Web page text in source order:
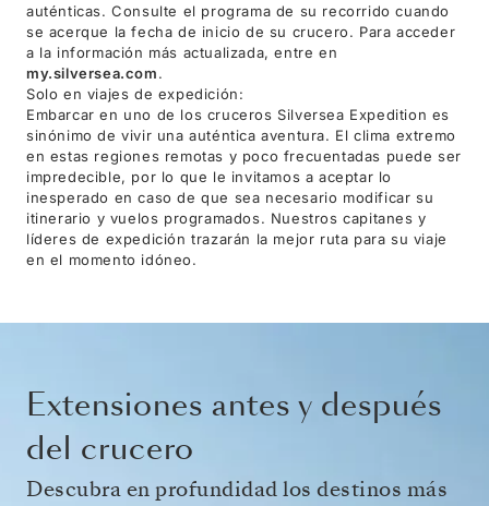
auténticas. Consulte el programa de su recorrido cuando
se acerque la fecha de inicio de su crucero. Para acceder
a la información más actualizada, entre en
my.silversea.com.
Solo en viajes de expedición:
Embarcar en uno de los cruceros Silversea Expedition es
sinónimo de vivir una auténtica aventura. El clima extremo
en estas regiones remotas y poco frecuentadas puede ser
impredecible, por lo que le invitamos a aceptar lo
inesperado en caso de que sea necesario modificar su
itinerario y vuelos programados. Nuestros capitanes y
líderes de expedición trazarán la mejor ruta para su viaje
en el momento idóneo.
Extensiones antes y después
del crucero
Descubra en profundidad los destinos más